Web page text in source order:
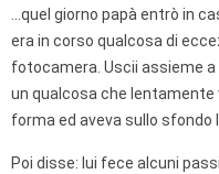
…quel giorno papà entrò in
era in corso qualcosa di
fotocamera. Uscii assieme a
un qualcosa che lentamente
forma ed aveva sullo sfondo
Poi disse: lui fece alcuni